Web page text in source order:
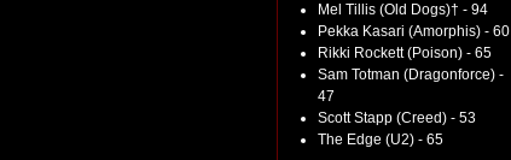
Mel Tillis (Old Dogs)† - 94
Pekka Kasari (Amorphis) - 60
Rikki Rockett (Poison) - 65
Sam Totman (Dragonforce) -
47
Scott Stapp (Creed) - 53
The Edge (U2) - 65